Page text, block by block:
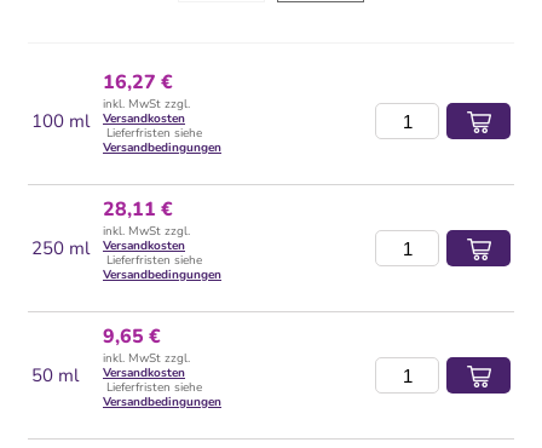
100 ml
16,27 €
inkl. MwSt zzgl.
Versandkosten
Lieferfristen siehe
Versandbedingungen
250 ml
28,11 €
inkl. MwSt zzgl.
Versandkosten
Lieferfristen siehe
Versandbedingungen
50 ml
9,65 €
inkl. MwSt zzgl.
Versandkosten
Lieferfristen siehe
Versandbedingungen